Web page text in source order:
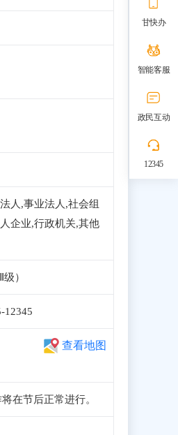
人,事业法人,社会组
企业,行政机关,其他
）
12345
查看地图
在节后正常进行。
甘快办
智能客服
政民互动
12345